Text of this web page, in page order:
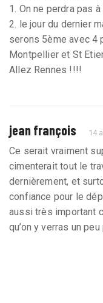
1. On ne perdra pas
2. le jour du dernier
serons 5ème avec 4
Montpellier et St
Allez Rennes !!!!
jean françois 14
Ce serait vraiment
cimenterait tout le
dernièrement, et
confiance pour le
aussi très important
qu’on y verras un